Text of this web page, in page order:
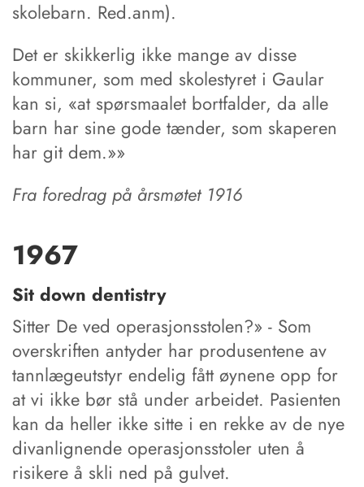
skolebarn. Red.anm).
Det er skikkerlig ikke mange av disse
kommuner, som med skolestyret i Gaular
kan si, «at spørsmaalet bortfalder, da alle
barn har sine gode tænder, som skaperen
har git dem.»»
Fra foredrag på årsmøtet 1916
1967
Sit down dentistry
Sitter De ved operasjonsstolen?» - Som
overskriften antyder har produsentene av
tannlægeutstyr endelig fått øynene opp for
at vi ikke bør stå under arbeidet. Pasienten
kan da heller ikke sitte i en rekke av de nye
divanlignende operasjonsstoler uten å
risikere å skli ned på gulvet.